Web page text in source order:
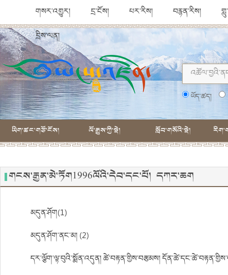
གསར་འགྱུར། དྲ་ངོས། པར་རིས། བརྙན་རིས།
དྲིས་ལན།
ཡོད་ཚད།
ཡིག་ཚང་གཙོ་ངོས། ལོ་རྒྱུས་ཀྱི་སྡེ། སློབ་གསོའི་སྡེ།
གངས་རྒྱན་མེ་ཏོག1996ལོའི་དེབ་དང་པོ། དཀར་ཆག
མདུན་ཤོག(1)
མདུན་ཤོག་ནང་མ། (2)
དར་ལྕོག་ལྟ་བུའི་སྨོན་འདུན། ཚེ་བརྟན་གྱིས་བརྩམས།